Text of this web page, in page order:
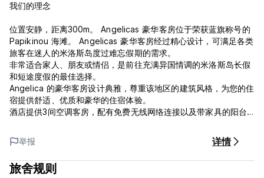
我们的理念
位置安静，距离300m。 Angelicas 豪华客房位于荣获蓝旗称号的
Papikinou 海滩。 Angelicas 豪华客房经过精心设计，可满足各类
旅客在迷人的米洛斯岛度过难忘假期的需求。
非常适合家人、朋友或情侣，是前往充满异国情调的米洛斯岛长假
和短途度假的最佳选择。
Angelica 的豪华客房设计典雅，尊重该地区的建筑风格，为您的住
宿提供舒适、优质和豪华的住宿体验。
酒店提供3间空调客房，配有免费无线网络连接以及带家具的阳台
所有客房均配有私人浴室、平板电视、吹风机和保险箱。所有客房
均配有电热水壶和冰箱。
阿达玛斯市中心和港口及其餐厅、酒吧和商店距离酒店有1.0公里。
举报 详情
旅舍规则